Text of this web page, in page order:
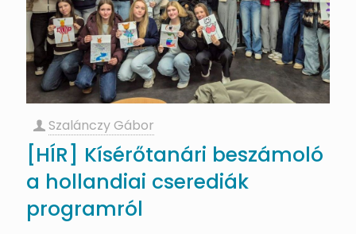
Szalánczy Gábor
[HÍR] Kísérőtanári beszámoló
a hollandiai cserediák
programról